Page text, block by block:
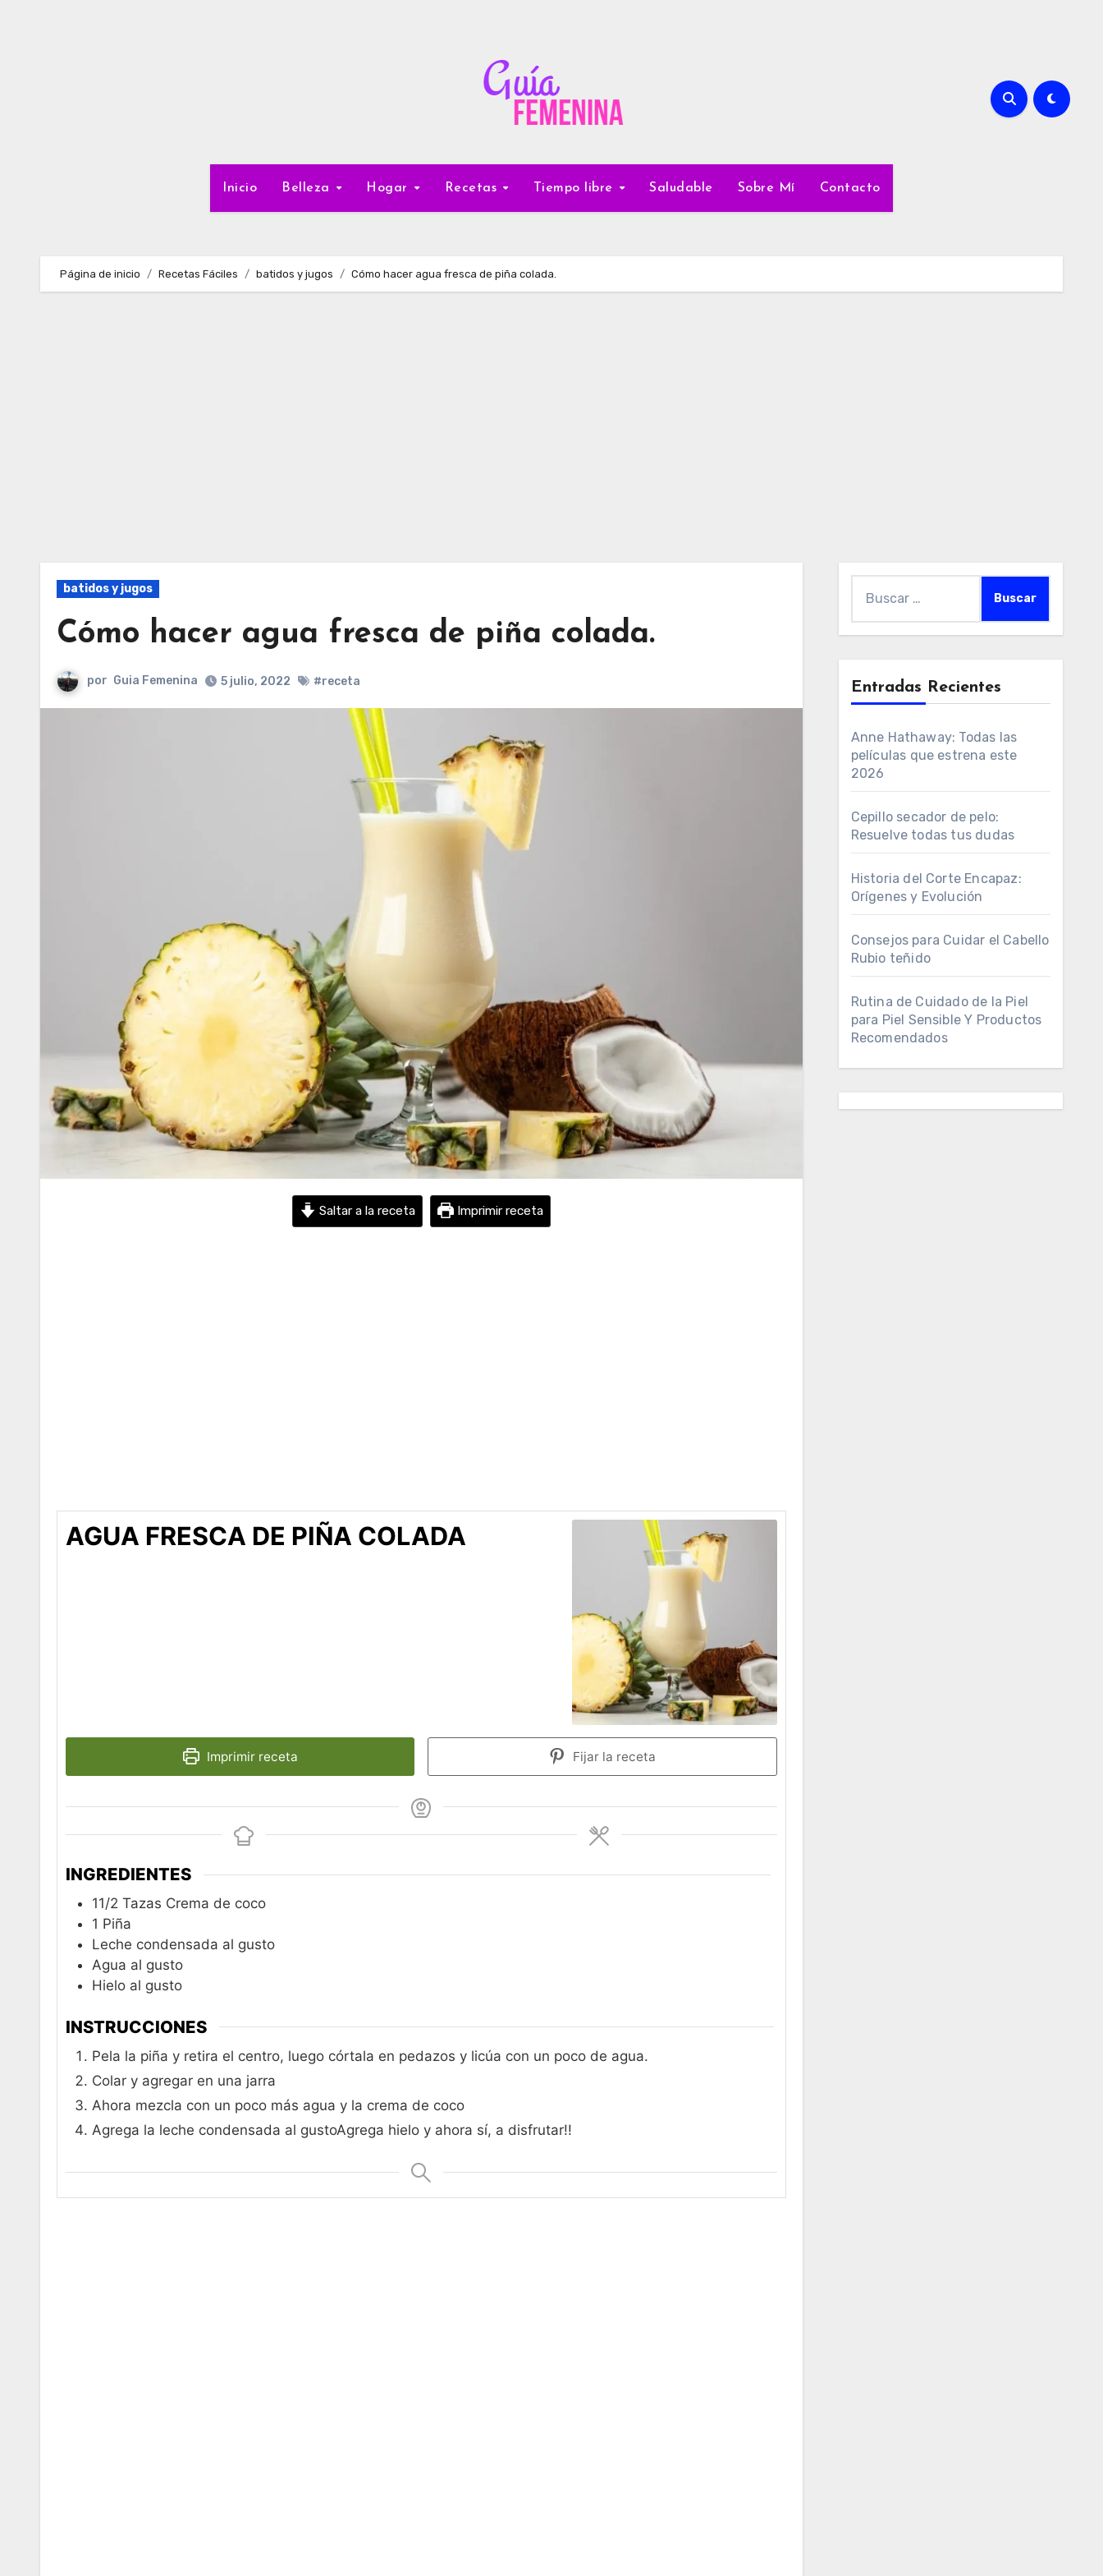
Inicio Belleza Hogar Recetas Tiempo libre Saludable Sobre Mí Contacto
Página de inicio Recetas Fáciles batidos y jugos Cómo hacer agua fresca de piña colada.
batidos y jugos
Cómo hacer agua fresca de piña colada.
por Guia Femenina 5 julio, 2022 #receta
Saltar a la receta Imprimir receta
AGUA FRESCA DE PIÑA COLADA
Imprimir receta Fijar la receta
INGREDIENTES
11/2 Tazas Crema de coco
1 Piña
Leche condensada al gusto
Agua al gusto
Hielo al gusto
INSTRUCCIONES
Pela la piña y retira el centro, luego córtala en pedazos y licúa con un poco de agua.
Colar y agregar en una jarra
Ahora mezcla con un poco más agua y la crema de coco
Agrega la leche condensada al gustoAgrega hielo y ahora sí, a disfrutar!!
Entradas Recientes
Anne Hathaway: Todas las
películas que estrena este
2026
Cepillo secador de pelo:
Resuelve todas tus dudas
Historia del Corte Encapaz:
Orígenes y Evolución
Consejos para Cuidar el Cabello
Rubio teñido
Rutina de Cuidado de la Piel
para Piel Sensible Y Productos
Recomendados